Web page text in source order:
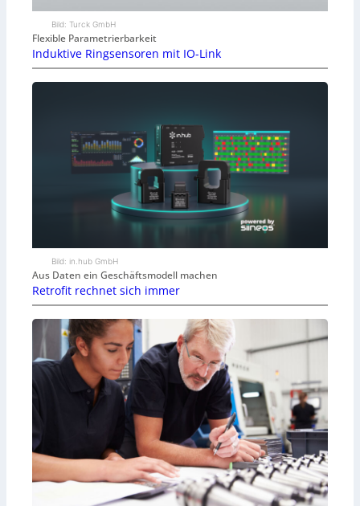
Bild: Turck GmbH
Flexible Parametrierbarkeit
Induktive Ringsensoren mit IO-Link
Bild: in.hub GmbH
Aus Daten ein Geschäftsmodell machen
Retrofit rechnet sich immer